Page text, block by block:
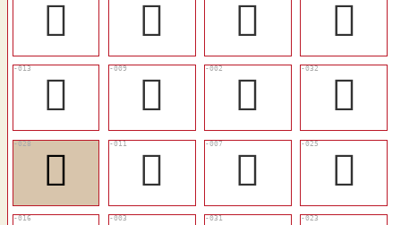
󳢑
󳢉 󳢇
󳡽
󳢀
󳡼 𠙠
󳢒
󳢏
󳡾 󳡺
󳢌